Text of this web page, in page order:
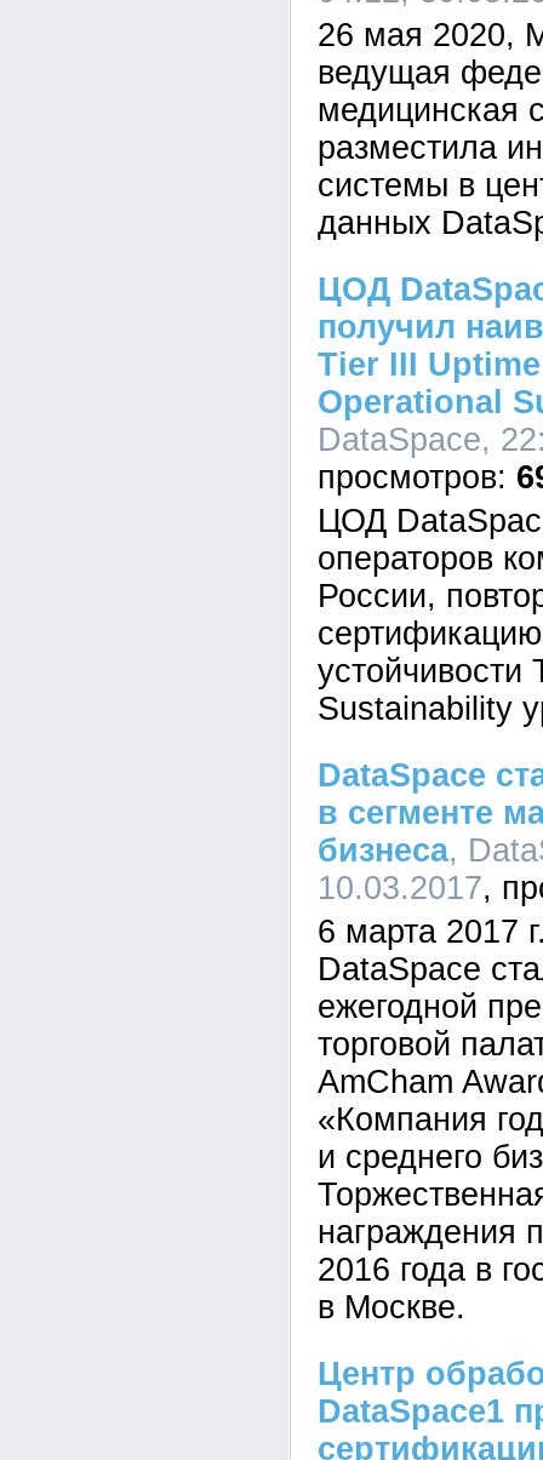
26 мая 2020,
ведущая
медицинская
разместила
системы в
данных
ЦОД
получил
Tier III
Operational
DataSpace,
ЦОД
операторов
России,
устойчивости
Sustainability
DataSpace
в сегменте
бизнеса,
10.03.2017
6 марта 2017
DataSpace
ежегодной
торговой
AmCham
«Компания
и среднего
награждения
2016 года в
в Москве.
Центр
DataSpace1